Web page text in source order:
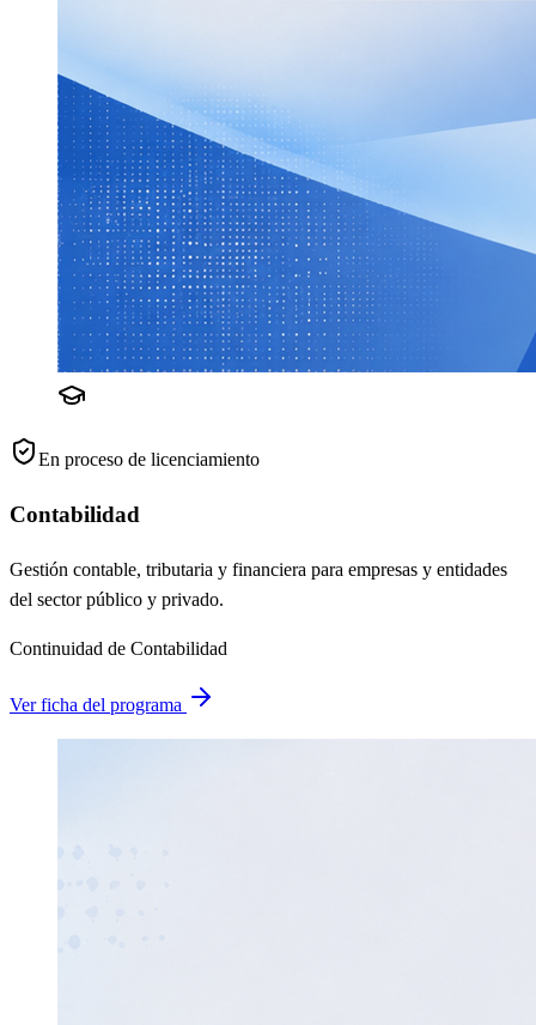
En proceso de licenciamiento
Contabilidad
Gestión contable, tributaria y financiera para empresas y entidades
del sector público y privado.
Continuidad de Contabilidad
Ver ficha del programa